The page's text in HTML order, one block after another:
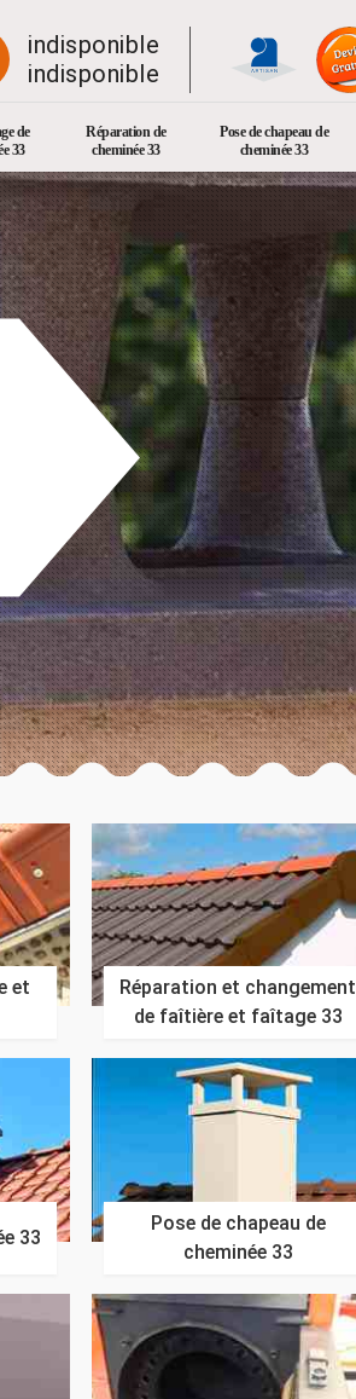
indisponible
indisponible
de
33
Réparation de
cheminée 33
Pose de chapeau de
cheminée 33
et
Réparation et changement
de faîtière et faîtage 33
33
Pose de chapeau de
cheminée 33